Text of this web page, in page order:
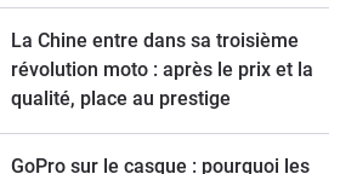
La Chine entre dans sa troisième
révolution moto : après le prix et la
qualité, place au prestige
GoPro sur le casque : pourquoi les